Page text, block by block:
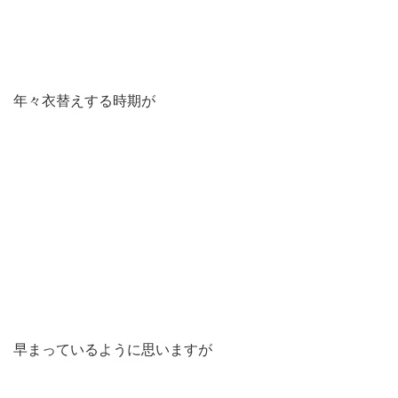
年々衣替えする時期が
早まっているように思いますが